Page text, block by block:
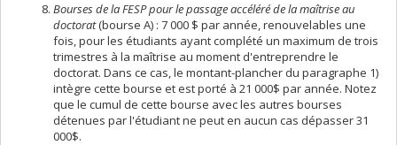
Bourses de la FESP pour le passage accéléré de la maîtrise au
doctorat(bourse A) : 7 000 $ par année, renouvelables une
fois, pour les étudiants ayant complété un maximum de trois
trimestres à la maîtrise au moment d'entreprendre le
doctorat. Dans ce cas, le montant-plancher du paragraphe 1)
intègre cette bourse et est porté à 21 000$ par année. Notez
que le cumul de cette bourse avec les autres bourses
détenues par l'étudiant ne peut en aucun cas dépasser 31
000$.